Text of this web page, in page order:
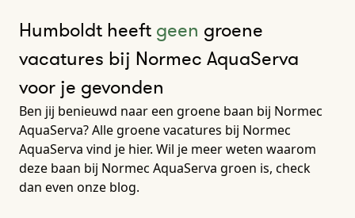
Humboldt heeft geen groene
vacatures bij Normec AquaServa
voor je gevonden
Ben jij benieuwd naar een groene baan bij Normec
AquaServa? Alle groene vacatures bij Normec
AquaServa vind je hier. Wil je meer weten waarom
deze baan bij Normec AquaServa groen is, check
dan even onze blog.